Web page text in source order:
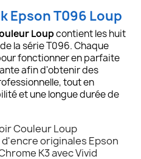
Epson T096 Loup
Loupcontient les huit
la série T096. Chaque
fonctionner en parfaite
afin d'obtenir des
tout en
et une longue durée de
Couleur Loup
originales Epson
K3 avec Vivid